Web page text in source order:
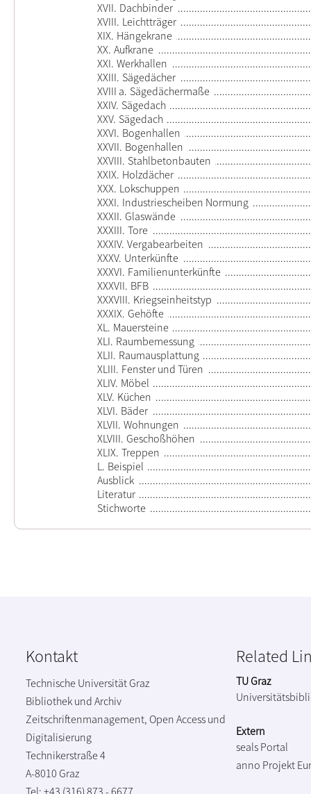
XVII. Dachbinder
XVIII. Leichtträger
XIX. Hängekrane
XX. Aufkrane
XXI. Werkhallen
XXIII. Sägedächer
XVIII a. Sägedächermaße
XXIV. Sägedach
XXV. Sägedach
XXVI. Bogenhallen
XXVII. Bogenhallen
XXVIII. Stahlbetonbauten
XXIX. Holzdächer
XXX. Lokschuppen
XXXI. Industriescheiben Normung
XXXII. Glaswände
XXXIII. Tore
XXXIV. Vergabearbeiten
XXXV. Unterkünfte
XXXVI. Familienunterkünfte
XXXVII. BFB
XXXVIII. Kriegseinheitstyp
XXXIX. Gehöfte
XL. Mauersteine
XLI. Raumbemessung
XLII. Raumausplattung
XLIII. Fenster und Türen
XLIV. Möbel
XLV. Küchen
XLVI. Bäder
XLVII. Wohnungen
XLVIII. Geschoßhöhen
XLIX. Treppen
L. Beispiel
Ausblick
Literatur
Stichworte
Kontakt
Technische Universität Graz
Bibliothek und Archiv
Zeitschriftenmanagement, Open Access und
Digitalisierung
Technikerstraße 4
A-8010 Graz
Tel: +43 (316) 873 - 6677
Related
TU Graz
Extern
seals Portal
anno Projekt